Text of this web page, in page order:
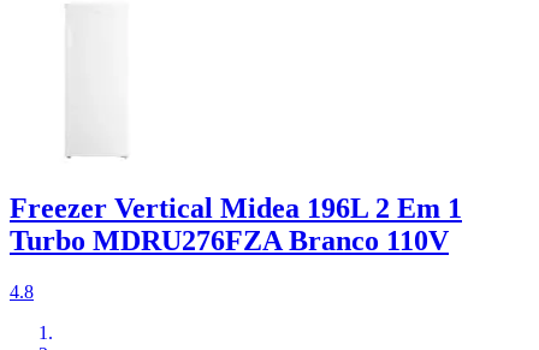
Freezer Vertical Midea 196L 2 Em 1
Turbo MDRU276FZA Branco 110V
4.8